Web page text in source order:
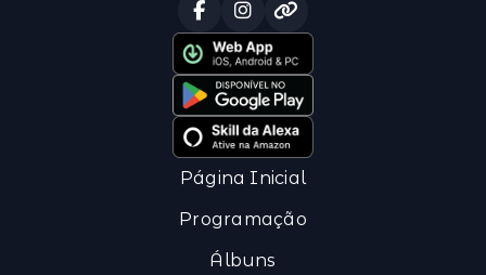
Página Inicial
Programação
Álbuns